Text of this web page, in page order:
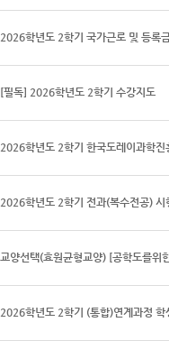
[필독] 2026학년도 2학기 수강지도
2026학년도 2학기 전과(복수전공) 시